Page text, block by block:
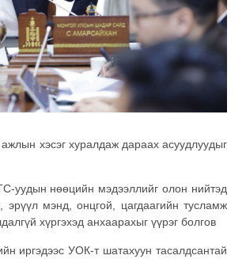
хэсэг хуралдаж дараах асуудлуудыг
уудын нөөцийн мэдээллийг олон нийтэд
эрүүл мэнд, онцгой, цагдаагийн тусламж
хүргэхэд анхаарахыг үүрэг болгов
иргэдээс УОК-т шатахуун тасалдсантай